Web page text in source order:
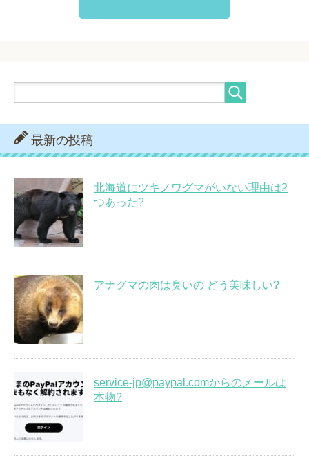
最新の投稿
北海道にツキノワグマがいない理由は2
つあった?
アナグマの肉は臭いの どう美味しい?
service-jp@paypal.comからのメールは
本物?